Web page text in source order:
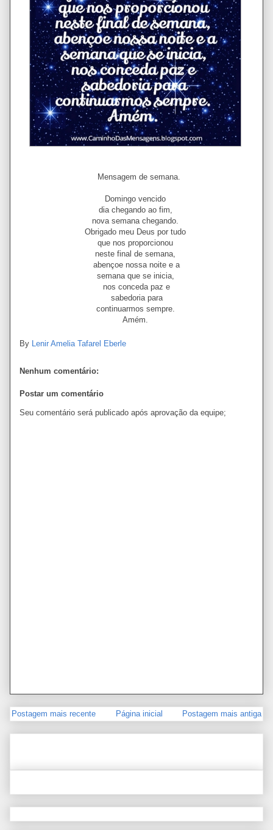
Mensagem de semana.
Domingo vencido
dia chegando ao fim,
nova semana chegando.
Obrigado meu Deus por tudo
que nos proporcionou
neste final de semana,
abençoe nossa noite e a
semana que se inicia,
nos conceda paz e
sabedoria para
continuarmos sempre.
Amém.
By Lenir Amelia Tafarel Eberle
Nenhum comentário:
Postar um comentário
Seu comentário será publicado após aprovação da equipe;
Postagem mais recente Postagem mais antiga
Página inicial